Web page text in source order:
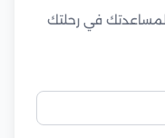
لمساعدتك في رحلتك